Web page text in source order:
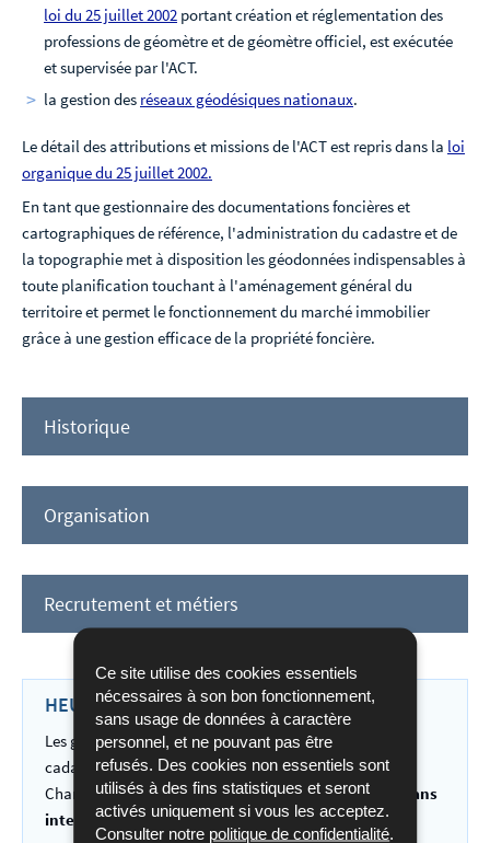
Ce site utilise des cookies essentiels
nécessaires à son bon fonctionnement,
sans usage de données à caractère
personnel, et ne pouvant pas être
refusés. Des cookies non essentiels sont
utilisés à des fins statistiques et seront
activés uniquement si vous les acceptez.
Consulter notre politique de confidentialité
loi du 25 juillet 2002 portant création et réglementation des
professions de géomètre et de géomètre officiel, est exécutée
et supervisée par l'ACT.
la gestion des réseaux géodésiques nationaux.
Le détail des attributions et missions de l'ACT est repris dans la loi
organique du 25 juillet 2002.
En tant que gestionnaire des documentations foncières et
cartographiques de référence, l'administration du cadastre et de
la topographie met à disposition les géodonnées indispensables à
toute planification touchant à l'aménagement général du
territoire et permet le fonctionnement du marché immobilier
grâce à une gestion efficace de la propriété foncière.
Historique
Organisation
Recrutement et métiers
HEURES D'OUVERTURE DE NOS GUICHETS
Les guichets du bâtiment central de l’administation du
cadastre et de la topographie sis à Luxembourg, 1, Rue
Charles Darwin sont ouverts de9.00 à 15.00 heures sans
interruptionpendant les jours ouvrés.